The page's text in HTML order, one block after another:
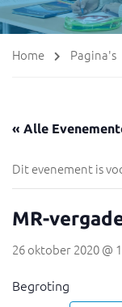
Home Pagina's
« Alle
Dit evenement is
MR-
26 oktober 2020 @
Begroting